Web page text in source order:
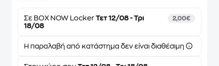
Σε BOX NOW Locker Τετ 12/08 - Τρι
18/08
2,00€
Η παραλαβή από κατάστημα δεν είναι διαθέσιμη